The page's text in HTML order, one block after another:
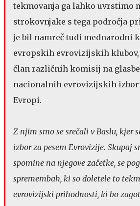
tekmovanja ga lahko uvrstimo
strokovnjake s tega področja
je bil namreč tudi mednarodni
evropskih evrovizijskih klubov,
član različnih komisij na
nacionalnih evrovizijskih
Evropi.
Z njim smo se srečali v Baslu, kjer
izbor za pesem Evrovizije. Skupaj
spomine na njegove začetke, se
spremembah, ki so doletele to
evrovizijski prihodnosti, ki bo